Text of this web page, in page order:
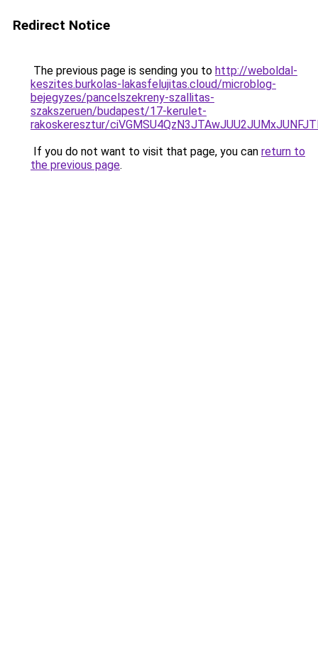
Redirect Notice
The previous page is sending you to http://weboldal-
keszites.burkolas-lakasfelujitas.cloud/microblog-
bejegyzes/pancelszekreny-szallitas-
szakszeruen/budapest/17-kerulet-
rakoskeresztur/
If you do not want to visit that page, you can return to
the previous page.